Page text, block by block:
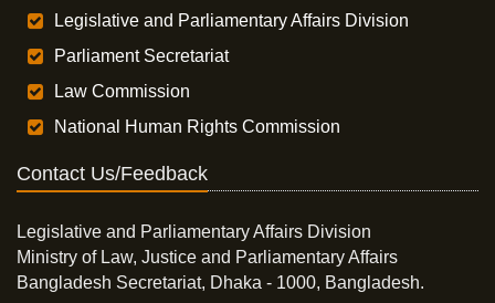
Legislative and Parliamentary Affairs Division
Parliament Secretariat
Law Commission
National Human Rights Commission
Contact Us/Feedback
Legislative and Parliamentary Affairs Division
Ministry of Law, Justice and Parliamentary Affairs
Bangladesh Secretariat, Dhaka - 1000, Bangladesh.